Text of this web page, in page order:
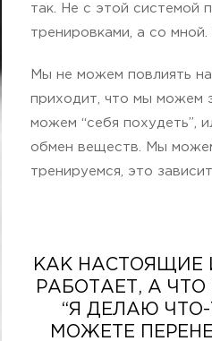
так. Не с этой системой
тренировками, а со мной.
Мы не можем повлиять
приходит, что мы можем
можем “себя похудеть”,
обмен веществ. Мы
тренируемся, это
КАК НАСТОЯЩИЕ
РАБОТАЕТ, А ЧТО
“Я ДЕЛАЮ
МОЖЕТЕ